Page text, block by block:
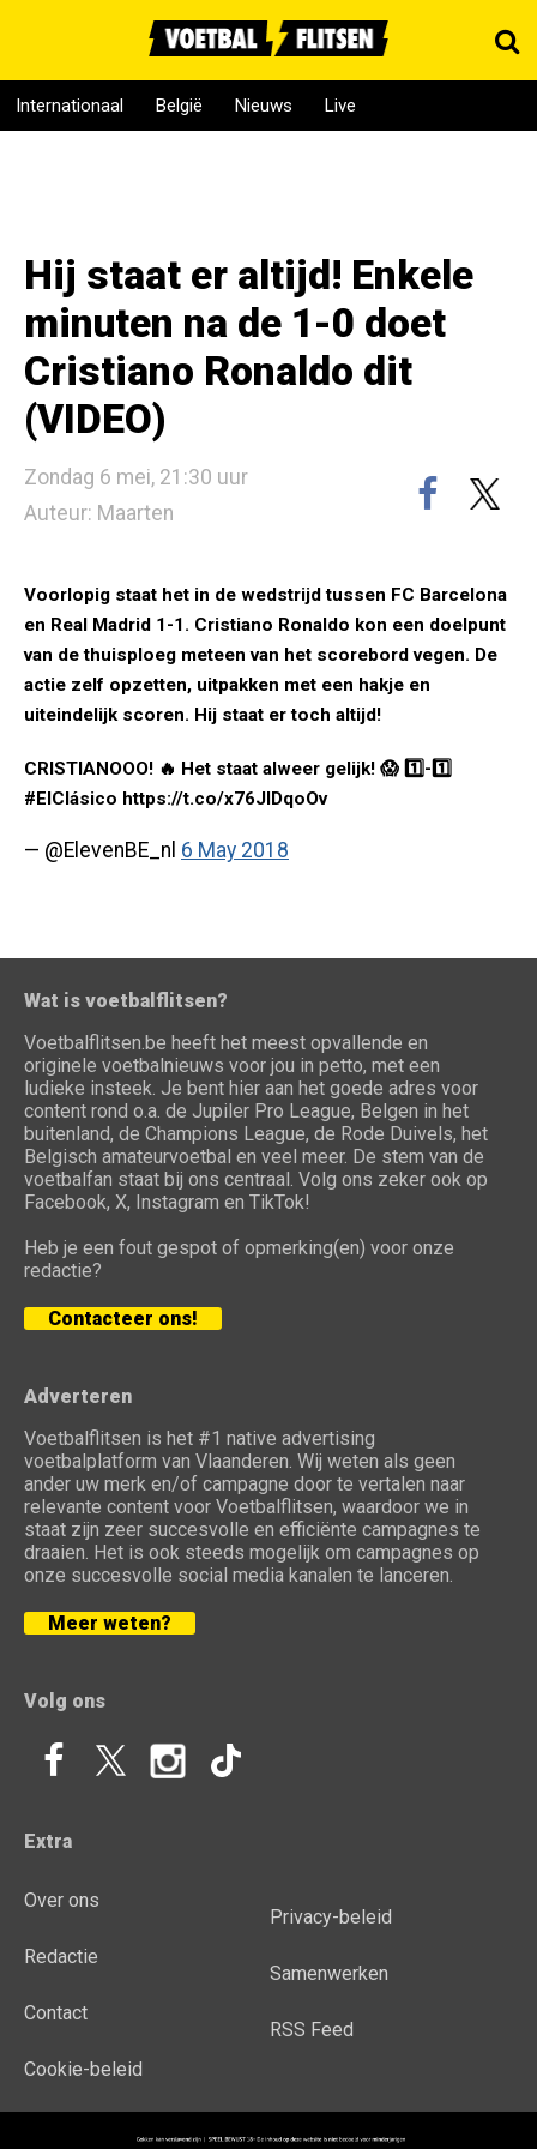
Internationaal België Nieuws Live
Hij staat er altijd! Enkele
minuten na de 1-0 doet
Cristiano Ronaldo dit
(VIDEO)
Zondag 6 mei, 21:30 uur
Auteur: Maarten
Voorlopig staat het in de wedstrijd tussen FC Barcelona
en Real Madrid 1-1. Cristiano Ronaldo kon een doelpunt
van de thuisploeg meteen van het scorebord vegen. De
actie zelf opzetten, uitpakken met een hakje en
uiteindelijk scoren. Hij staat er toch altijd!
CRISTIANOOO! 🔥 Het staat alweer gelijk! 😱 1️⃣-1️⃣
#ElClásico https://t.co/x76JIDqoOv
— @ElevenBE_nl 6 May 2018
Wat is voetbalflitsen?
Voetbalflitsen.be heeft het meest opvallende en
originele voetbalnieuws voor jou in petto, met een
ludieke insteek. Je bent hier aan het goede adres voor
content rond o.a. de Jupiler Pro League, Belgen in het
buitenland, de Champions League, de Rode Duivels, het
Belgisch amateurvoetbal en veel meer. De stem van de
voetbalfan staat bij ons centraal. Volg ons zeker ook op
Facebook, X, Instagram en TikTok!
Heb je een fout gespot of opmerking(en) voor onze
redactie?
Contacteer ons!
Adverteren
Voetbalflitsen is het #1 native advertising
voetbalplatform van Vlaanderen. Wij weten als geen
ander uw merk en/of campagne door te vertalen naar
relevante content voor Voetbalflitsen, waardoor we in
staat zijn zeer succesvolle en efficiënte campagnes te
draaien. Het is ook steeds mogelijk om campagnes op
onze succesvolle social media kanalen te lanceren.
Meer weten?
Volg ons
Extra
Over ons
Redactie
Contact
Cookie-beleid
Privacy-beleid
Samenwerken
RSS Feed